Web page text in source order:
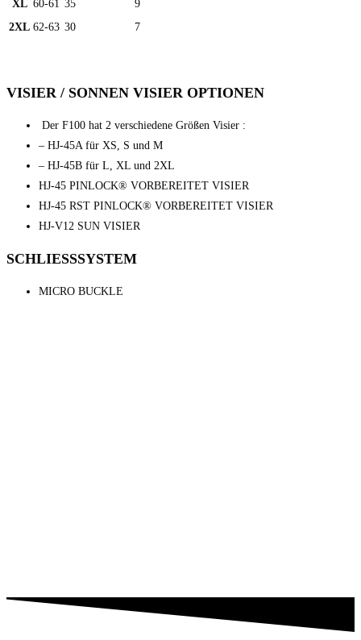
XL 60-61 35
9
2XL 62-63 30 7
VISIER / SONNEN VISIER OPTIONEN
Der F100 hat 2 verschiedene Größen Visier :
– HJ-45A für XS, S und M
– HJ-45B für L, XL und 2XL
HJ-45 PINLOCK® VORBEREITET VISIER
HJ-45 RST PINLOCK® VORBEREITET VISIER
HJ-V12 SUN VISIER
SCHLIESSSYSTEM
MICRO BUCKLE